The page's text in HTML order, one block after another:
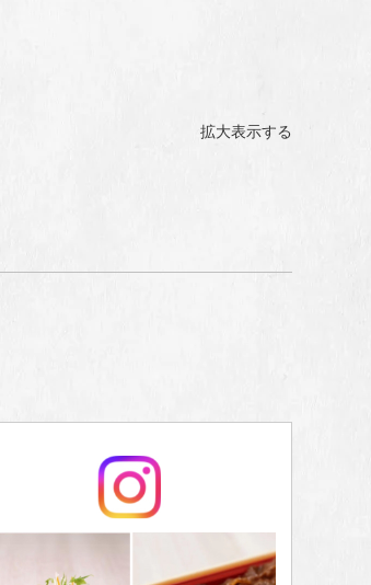
拡大表示する